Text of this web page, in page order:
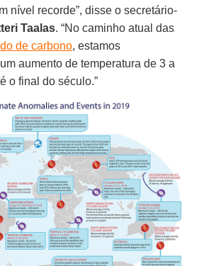
nível recorde”, disse o secretário-
Taalas. “No caminho atual das
de carbono, estamos
aumento de temperatura de 3 a
o final do século.”